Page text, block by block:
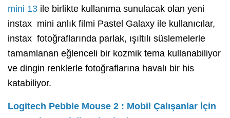
mini 13 ile birlikte kullanıma sunulacak olan yeni
instax mini anlık filmi Pastel Galaxy ile kullanıcılar,
instax fotoğraflarında parlak, ışıltılı süslemelerle
tamamlanan eğlenceli bir kozmik tema kullanabiliyor
ve dingin renklerle fotoğraflarına havalı bir his
katabiliyor.
Logitech Pebble Mouse 2 : Mobil Çalışanlar İçin